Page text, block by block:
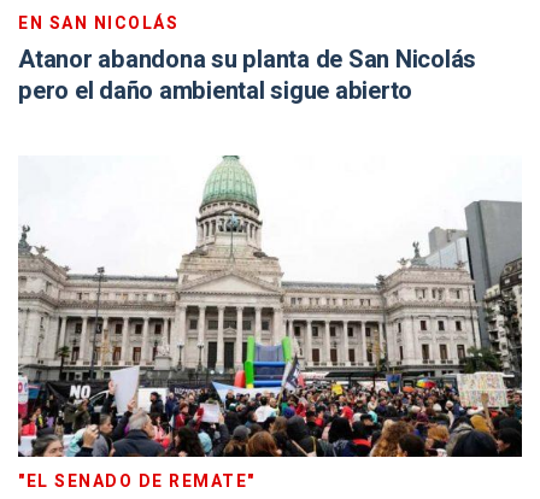
EN SAN NICOLÁS
Atanor abandona su planta de San Nicolás
pero el daño ambiental sigue abierto
"EL SENADO DE REMATE"